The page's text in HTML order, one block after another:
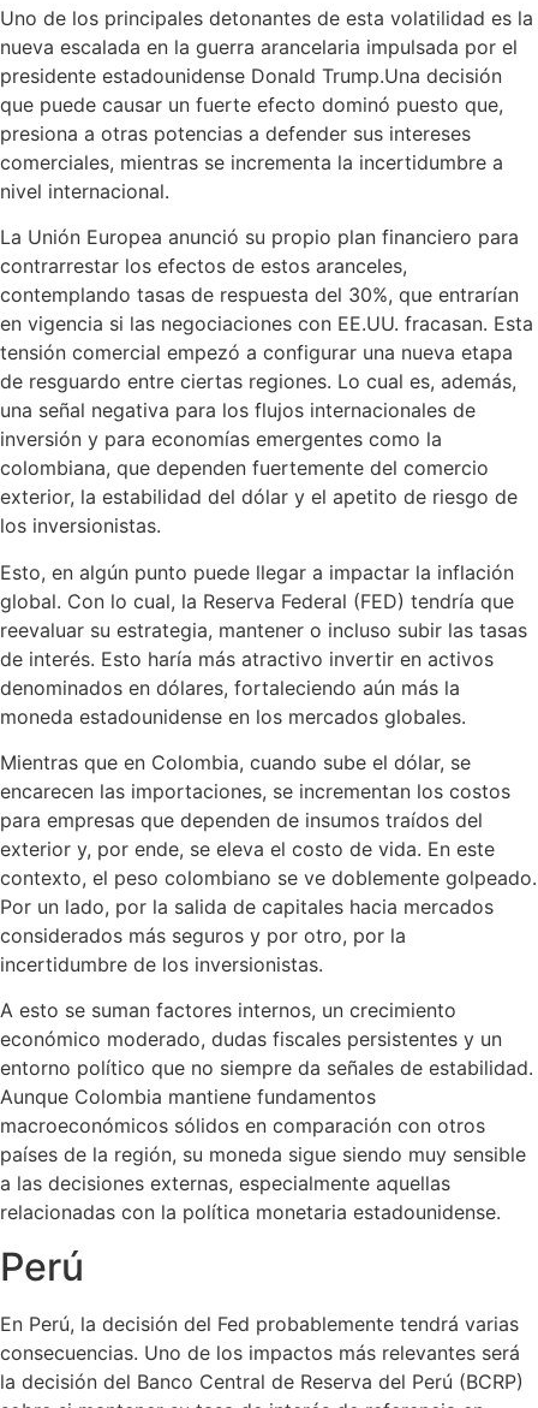
Uno de los principales detonantes de esta volatilidad es la
nueva escalada en la guerra arancelaria impulsada por el
presidente estadounidense Donald Trump.Una decisión
que puede causar un fuerte efecto dominó puesto que,
presiona a otras potencias a defender sus intereses
comerciales, mientras se incrementa la incertidumbre a
nivel internacional.
La Unión Europea anunció su propio plan financiero para
contrarrestar los efectos de estos aranceles,
contemplando tasas de respuesta del 30%, que entrarían
en vigencia si las negociaciones con EE.UU. fracasan. Esta
tensión comercial empezó a configurar una nueva etapa
de resguardo entre ciertas regiones. Lo cual es, además,
una señal negativa para los flujos internacionales de
inversión y para economías emergentes como la
colombiana, que dependen fuertemente del comercio
exterior, la estabilidad del dólar y el apetito de riesgo de
los inversionistas.
Esto, en algún punto puede llegar a impactar la inflación
global. Con lo cual, la Reserva Federal (FED) tendría que
reevaluar su estrategia, mantener o incluso subir las tasas
de interés. Esto haría más atractivo invertir en activos
denominados en dólares, fortaleciendo aún más la
moneda estadounidense en los mercados globales.
Mientras que en Colombia, cuando sube el dólar, se
encarecen las importaciones, se incrementan los costos
para empresas que dependen de insumos traídos del
exterior y, por ende, se eleva el costo de vida. En este
contexto, el peso colombiano se ve doblemente golpeado.
Por un lado, por la salida de capitales hacia mercados
considerados más seguros y por otro, por la
incertidumbre de los inversionistas.
A esto se suman factores internos, un crecimiento
económico moderado, dudas fiscales persistentes y un
entorno político que no siempre da señales de estabilidad.
Aunque Colombia mantiene fundamentos
macroeconómicos sólidos en comparación con otros
países de la región, su moneda sigue siendo muy sensible
a las decisiones externas, especialmente aquellas
relacionadas con la política monetaria estadounidense.
Perú
En Perú, la decisión del Fed probablemente tendrá varias
consecuencias. Uno de los impactos más relevantes será
la decisión del Banco Central de Reserva del Perú (BCRP)